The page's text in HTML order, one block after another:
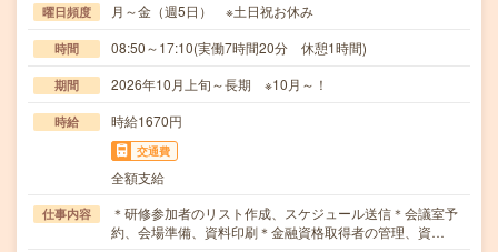
曜日頻度 月～金（週5日） ※土日祝お休み
時間 08:50～17:10(実働7時間20分 休憩1時間)
期間 2026年10月上旬～長期 ※10月～！
時給 時給1670円
交通費
全額支給
仕事内容
＊研修参加者のリスト作成、スケジュール送信＊会議室予
約、会場準備、資料印刷＊金融資格取得者の管理、資…